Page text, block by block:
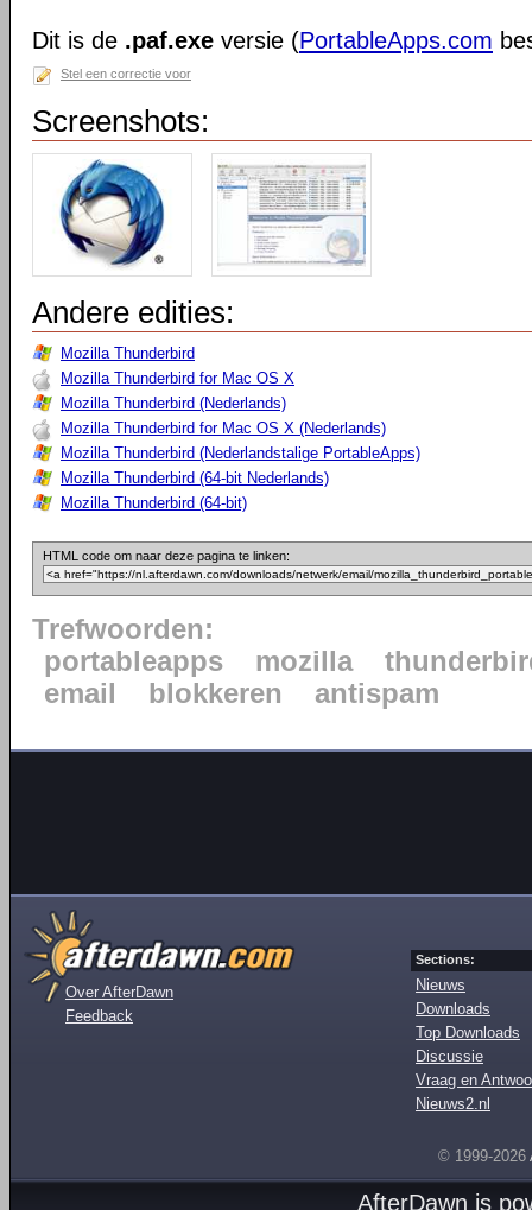
Dit is de .paf.exe versie (PortableApps.com
Stel een correctie voor
Screenshots:
Andere edities:
Mozilla Thunderbird
Mozilla Thunderbird for Mac OS X
Mozilla Thunderbird (Nederlands)
Mozilla Thunderbird for Mac OS X (Nederlands)
Mozilla Thunderbird (Nederlandstalige PortableApps)
Mozilla Thunderbird (64-bit Nederlands)
Mozilla Thunderbird (64-bit)
HTML code om naar deze pagina te linken:
Trefwoorden:
portableapps
mozilla
email
blokkeren antispam
Over AfterDawn
Feedback
Sections:
Nieuws
Downloads
Top Downloads
Discussie
Vraag en
Nieuws2.nl
© 1999-2026
AfterDawn is